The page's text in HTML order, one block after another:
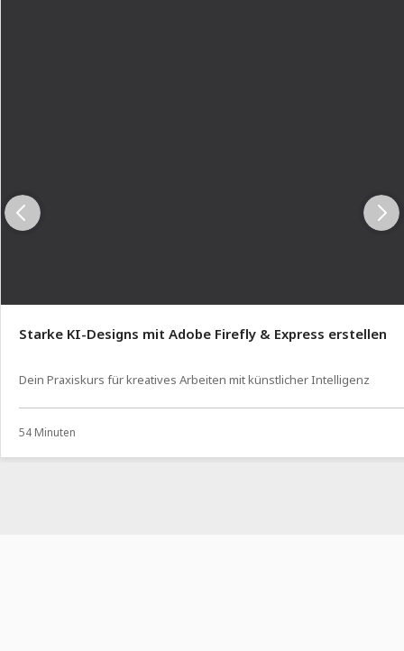
Starke KI-Designs mit Adobe Firefly & Express erstellen
Dein Praxiskurs für kreatives Arbeiten mit künstlicher Intelligenz
54 Minuten